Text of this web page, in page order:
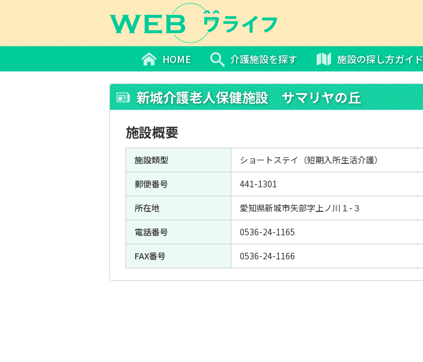
HOME 介護施設を探す 施設の探し方ガイド
新城介護老人保健施設 サマリヤの丘
施設概要
施設類型
ショートステイ（短期入所生活介護）
郵便番号
441-1301
所在地
愛知県新城市矢部字上ノ川１-３
電話番号
0536-24-1165
FAX番号
0536-24-1166